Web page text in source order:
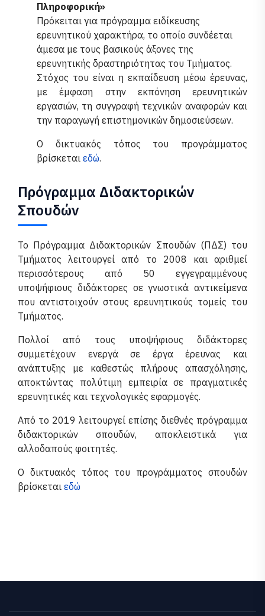
Πληροφορική»
Πρόκειται για πρόγραμμα ειδίκευσης
ερευνητικού χαρακτήρα, το οποίο συνδέεται
άμεσα με τους βασικούς άξονες της
ερευνητικής δραστηριότητας του Τμήματος.
Στόχος του είναι η εκπαίδευση μέσω έρευνας,
με έμφαση στην εκπόνηση ερευνητικών
εργασιών, τη συγγραφή τεχνικών αναφορών και
την παραγωγή επιστημονικών δημοσιεύσεων.
Ο δικτυακός τόπος του προγράμματος
βρίσκεται εδώ.
Πρόγραμμα Διδακτορικών
Σπουδών
Το Πρόγραμμα Διδακτορικών Σπουδών (ΠΔΣ) του
Τμήματος λειτουργεί από το 2008 και αριθμεί
περισσότερους από 50 εγγεγραμμένους
υποψήφιους διδάκτορες σε γνωστικά αντικείμενα
που αντιστοιχούν στους ερευνητικούς τομείς του
Τμήματος.
Πολλοί από τους υποψήφιους διδάκτορες
συμμετέχουν ενεργά σε έργα έρευνας και
ανάπτυξης με καθεστώς πλήρους απασχόλησης,
αποκτώντας πολύτιμη εμπειρία σε πραγματικές
ερευνητικές και τεχνολογικές εφαρμογές.
Από το 2019 λειτουργεί επίσης διεθνές πρόγραμμα
διδακτορικών σπουδών, αποκλειστικά για
αλλοδαπούς φοιτητές.
Ο δικτυακός τόπος του προγράμματος σπουδών
βρίσκεται εδώ